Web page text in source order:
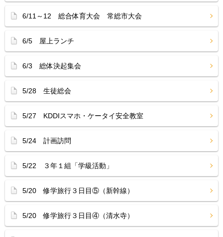
6/11～12 総合体育大会 常総市大会
6/5 屋上ランチ
6/3 総体決起集会
5/28 生徒総会
5/27 KDDIスマホ・ケータイ安全教室
5/24 計画訪問
5/22 ３年１組「学級活動」
5/20 修学旅行３日目⑤（新幹線）
5/20 修学旅行３日目④（清水寺）